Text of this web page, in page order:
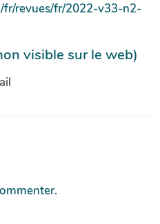
revues/fr/2022-v33-n2-
visible sur le web)